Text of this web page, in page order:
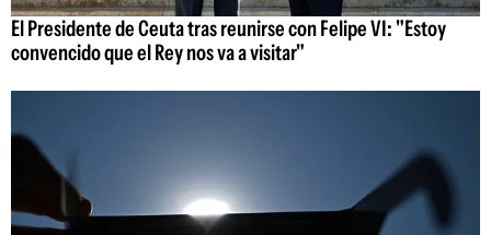
El Presidente de Ceuta tras reunirse con Felipe VI: "Estoy
convencido que el Rey nos va a visitar"